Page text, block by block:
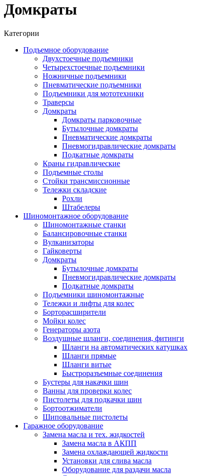
Домкраты
Категории
Подъемное оборудование
Двухстоечные подъемники
Четырехстоечные подъемники
Ножничные подъемники
Пневматические подъемники
Подъемники для мототехники
Траверсы
Домкраты
Домкраты парковочные
Бутылочные домкраты
Пневматические домкраты
Пневмогидравлические домкраты
Подкатные домкраты
Краны гидравлические
Подъемные столы
Стойки трансмиссионные
Тележки складские
Рохли
Штабелеры
Шиномонтажное оборудование
Шиномонтажные станки
Балансировочные станки
Вулканизаторы
Гайковерты
Домкраты
Бутылочные домкраты
Пневмогидравлические домкраты
Подкатные домкраты
Подъемники шиномонтажные
Тележки и лифты для колес
Борторасширители
Мойки колес
Генераторы азота
Воздушные шланги, соединения, фитинги
Шланги на автоматических катушках
Шланги прямые
Шланги витые
Быстроразъемные соединения
Бустеры для накачки шин
Ванны для проверки колес
Пистолеты для подкачки шин
Бортоотжиматели
Шиповальные пистолеты
Гаражное оборудование
Замена масла и тех. жидкостей
Замена масла в АКПП
Замена охлаждающей жидкости
Установки для слива масла
Оборудование для раздачи масла